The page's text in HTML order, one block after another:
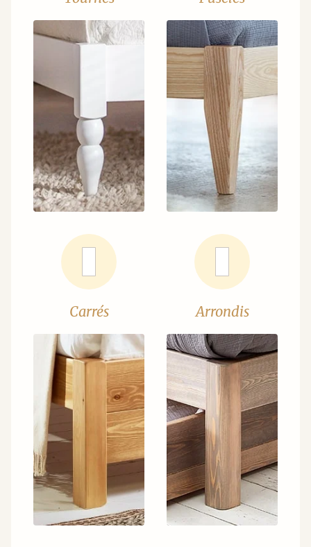
Carrés Arrondis